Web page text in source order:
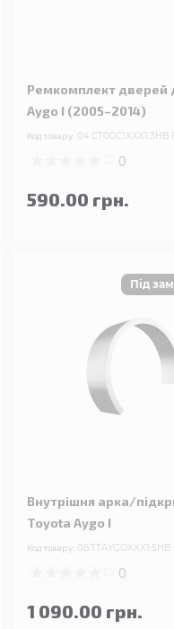
Ремкомплект дверей
Aygo I (2005–2014)
Код товару:
0
590.00 грн.
Внутрішня арка/
Toyota Aygo I
Код товару:
0
1 090.00 грн.